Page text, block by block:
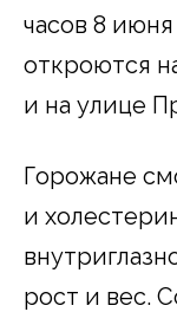
часов 8
откроются
и на улице
Горожане
и
рост и вес.